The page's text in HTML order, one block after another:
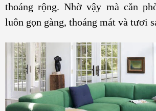
thoáng rộng. Nhờ vậy mà căn
luôn gọn gàng, thoáng mát và tươi